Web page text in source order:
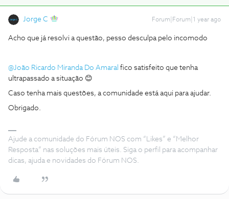
Jorge C Forum|Forum|1 year ago
Acho que já resolvi a questão, pesso desculpa pelo incomodo
@João Ricardo Miranda Do Amaral fico satisfeito que tenha
ultrapassado a situação 😊
Caso tenha mais questões, a comunidade está aqui para ajudar.
Obrigado.
Ajude a comunidade do Fórum NOS com “Likes” e “Melhor
Resposta” nas soluções mais úteis. Siga o perfil para acompanhar
dicas, ajuda e novidades do Fórum NOS.